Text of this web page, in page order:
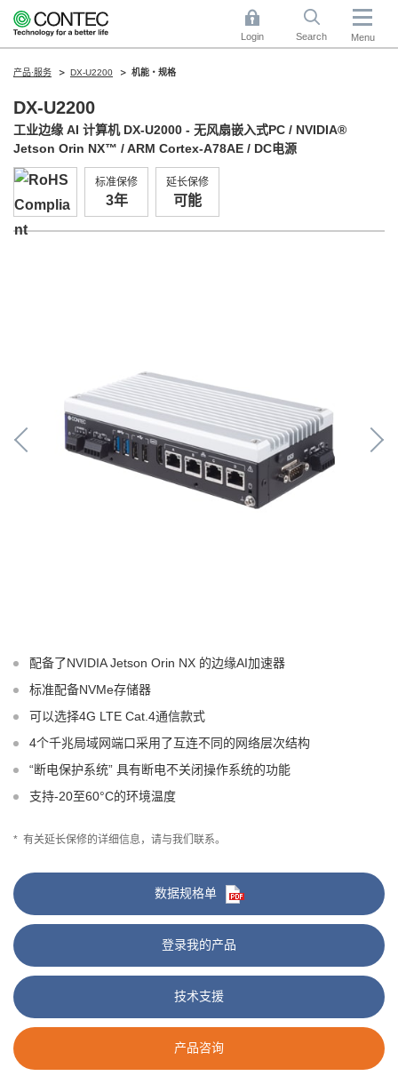
Login Search Menu
产品·服务 DX-U2200 机能・规格
DX-U2200
工业边缘 AI 计算机 DX-U2000 - 无风扇嵌入式PC / NVIDIA®
Jetson Orin NX™ / ARM Cortex-A78AE / DC电源
标准保修
3年
延长保修
可能
配备了NVIDIA Jetson Orin NX 的边缘AI加速器
标准配备NVMe存储器
可以选择4G LTE Cat.4通信款式
4个千兆局域网端口采用了互连不同的网络层次结构
“断电保护系统” 具有断电不关闭操作系统的功能
支持-20至60°C的环境温度
* 有关延长保修的详细信息，请与我们联系。
数据规格单
登录我的产品
技术支援
产品咨询